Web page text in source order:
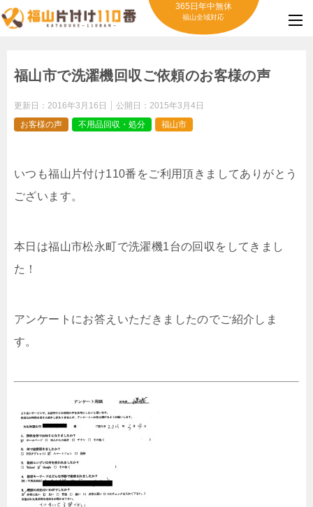
365日年中無休
福山全域対応
福山市で洗濯機回収ご依頼のお客様の声
更新日： 2016年3月16日 公開日： 2015年3月4日
お客様の声
不用品回収・処分 福山市
いつも福山片付け110番をご利用頂きましてありがとう
ございます。
本日は福山市松永町で洗濯機1台の回収をしてきまし
た！
アンケートにお答えいただきましたのでご紹介しま
す。